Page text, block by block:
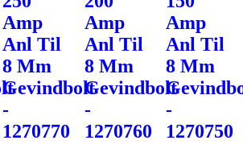
Amp
Anl Til
8 Mm
Gevindbolt
-
1270770
Amp
Anl Til
8 Mm
Gevindbolt
-
1270760
Amp
Anl Til
8 Mm
-
1270750